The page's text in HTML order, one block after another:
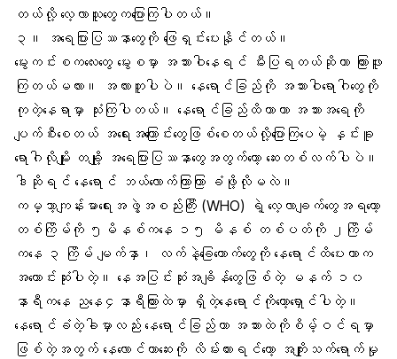
တယ်လို့ လေ့လာသူတွေကပြောကြပါတယ်။
၃။
အရေပြားပြဿနာတွေကို ဖြေရှင်းပေးနိုင်တယ်။
မွေးကင်းစကလေးတွေ မွေးစမှာ အသားဝါနေရင် မီးပြရတယ်ဆိုတာ ကြားဖူး
ကြတယ်မလား။ အလားတူပါပဲ။ နေရောင်ခြည်ကို အသားဝါရောဂါတွေကို
ကုတဲ့နေရာမှာ သုံးကြပါတယ်။ နေရောင်ခြည်ထိတာဟာ အသားအရေကို
ပျက်စီးစေတယ် အရေးအကြောင်းတွေဖြစ်စေတယ်လို့ပြောကြပေမဲ့ နှင်းခူ
ရောဂါလိုမျိုး တချို့ အရေပြားပြဿနာတွေအတွက်တော့ ဆေးတစ်လက်ပါပဲ။
ဒါဆိုရင် နေရောင် ဘယ်လောက်ကြာကြာ ခံဖို့လိုမလဲ။
ကမ္ဘာ့ကျန်းမာရေးအဖွဲ့အစည်းကြီး (WHO) ရဲ့ လေ့လာချက်တွေအရတော့
တစ်ကြိမ်ကို ၅မိနစ်ကနေ ၁၅ မိနစ် တစ်ပတ်ကို ၂ကြိမ်
ကနေ ၃ ကြိမ် မျက်နှာ၊ လက်နဲ့ခြေထောက်တွေကို နေရောင်ထိပေးတာက
အကောင်းဆုံးပါတဲ့။ နေအပြင်းဆုံးအချိန်တွေဖြစ်တဲ့ မနက် ၁၀
နာရီကနေ ညနေ၄နာရီကြားထဲမှာ ရှိတဲ့နေရောင်ကိုတော့ရှောင်ပါတဲ့။
နေရောင်ခံတဲ့ခါမှာလည်း နေရောင်ခြည်ဟာ အသားထဲကိုစိမ့်ဝင်ရမှာ
ဖြစ်တဲ့အတွက် နေလောင်ကာဆေး ကို လိမ်းထားရင်တော့ အကျိုးသက်ရောက်မှု